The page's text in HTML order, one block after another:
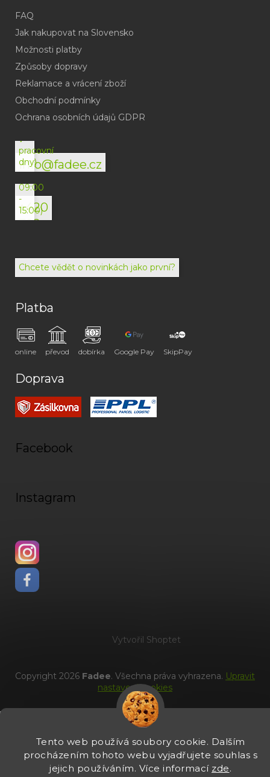
Tento web používá soubory cookie. Dalším
procházením tohoto webu vyjadřujete souhlas s
jejich používáním. Více informací zde.
FAQ
Jak nakupovat na Slovensko
Možnosti platby
Způsoby dopravy
Reklamace a vrácení zboží
Obchodní podmínky
Ochrana osobních údajů GDPR
info@fadee.cz
(odpověď
do
v
pracovní
dny)
+420
792
072
(Po-
09:00
-
15:00)
Chcete vědět o novinkách jako první?
Platba
online převod dobírka Google Pay SkipPay
Doprava
Facebook
Instagram
Vytvořil Shoptet
Copyright 2026 Fadee. Všechna práva vyhrazena. Upravit
nastavení cookies